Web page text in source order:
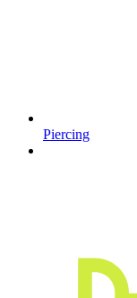
Piercing